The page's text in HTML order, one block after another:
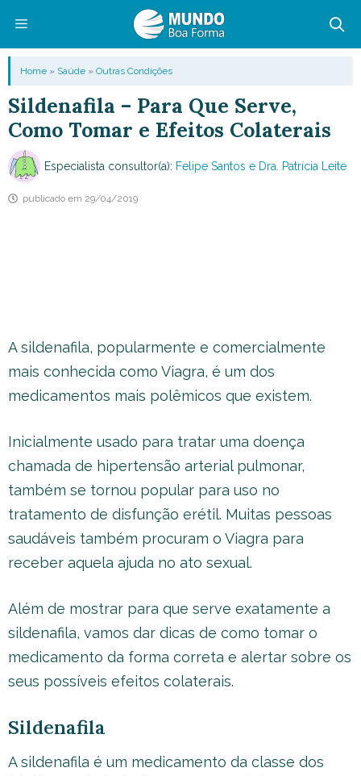
conteúdo
Menu
Home » Saúde » Outras Condições
Sildenafila – Para Que Serve,
Como Tomar e Efeitos Colaterais
Especialista consultor(a): Felipe Santos e Dra. Patrícia Leite
publicado em 29/04/2019
A sildenafila, popularmente e comercialmente
mais conhecida como Viagra, é um dos
medicamentos mais polêmicos que existem.
Inicialmente usado para tratar uma doença
chamada de hipertensão arterial pulmonar,
também se tornou popular para uso no
tratamento de disfunção erétil. Muitas pessoas
saudáveis também procuram o Viagra para
receber aquela ajuda no ato sexual.
Além de mostrar para que serve exatamente a
sildenafila, vamos dar dicas de como tomar o
medicamento da forma correta e alertar sobre os
seus possíveis efeitos colaterais.
Sildenafila
A sildenafila é um medicamento da classe dos